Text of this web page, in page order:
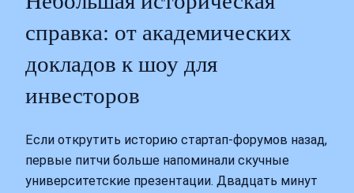
справка: от академических
докладов к шоу для
инвесторов
Если открутить историю стартап-форумов назад,
первые питчи больше напоминали скучные
университетские презентации. Двадцать минут